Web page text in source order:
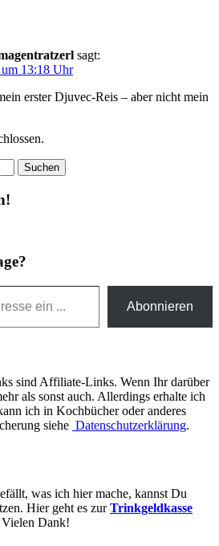
sagt:
13:18 Uhr
erster Djuvec-Reis – aber nicht mein
Abonnieren
sind Affiliate-Links. Wenn Ihr darüber
als sonst auch. Allerdings erhalte ich
ich in Kochbücher oder anderes
siehe Datenschutzerklärung.
was ich hier mache, kannst Du
Hier geht es zurTrinkgeldkasse
Vielen Dank!